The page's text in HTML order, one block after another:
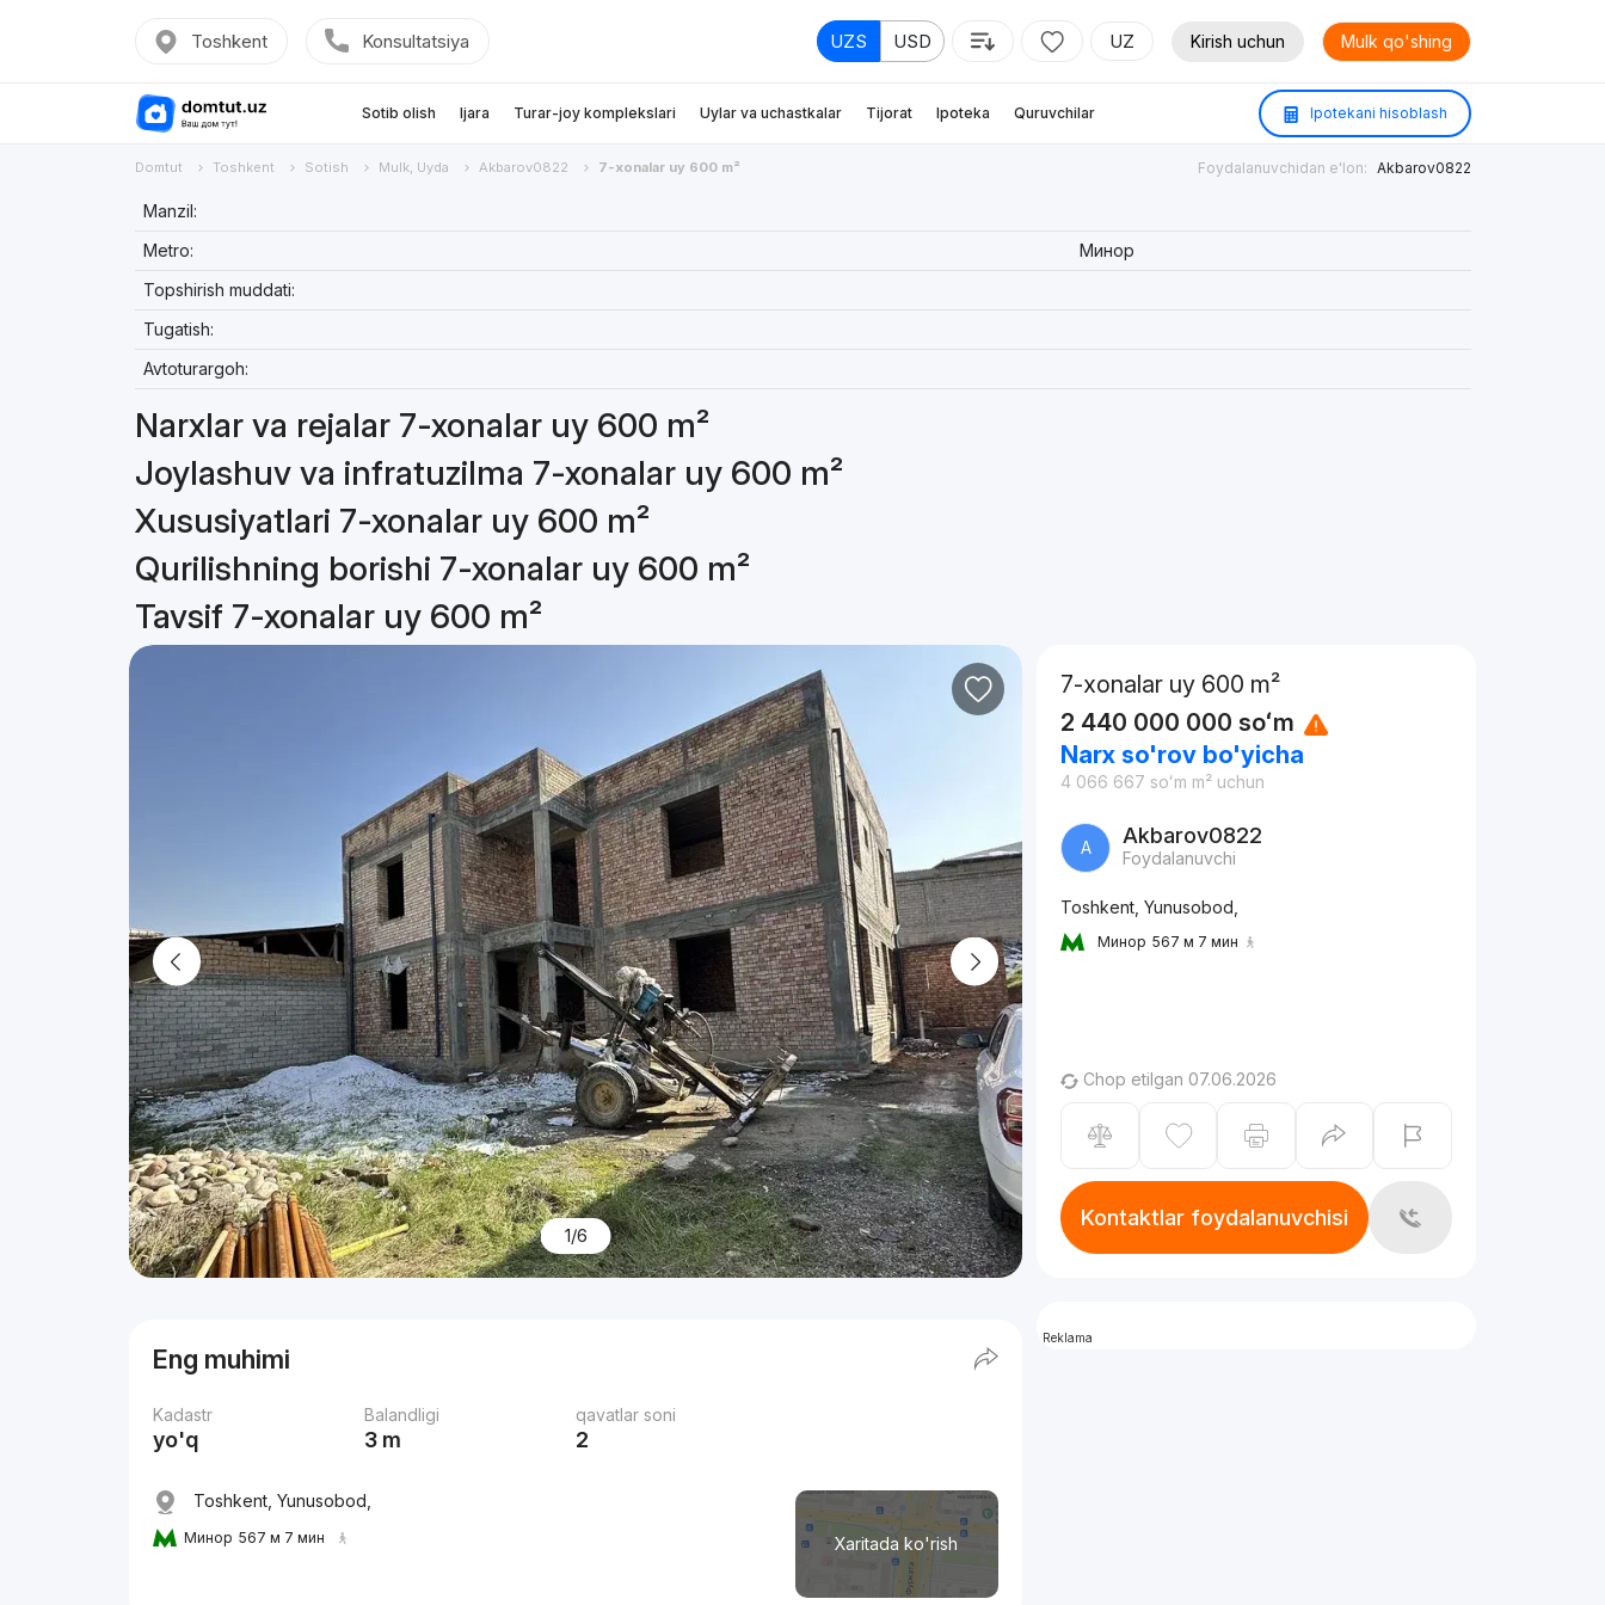
Toshkent Konsultatsiya UZS USD UZ Kirish uchun Mulk qo'shing
Sotib olish Ijara Turar-joy komplekslari Uylar va uchastkalar Tijorat Ipoteka Quruvchilar Ipotekani hisoblash
Domtut Toshkent Sotish Mulk, Uyda Akbarov0822 7-xonalar uy 600 m² Foydalanuvchidan e'lon: Akbarov0822
Manzil:
Metro:
Минор
Topshirish muddati:
Tugatish:
Avtoturargoh:
Narxlar va rejalar 7-xonalar uy 600 m²
Joylashuv va infratuzilma 7-xonalar uy 600 m²
Xususiyatlari 7-xonalar uy 600 m²
Qurilishning borishi 7-xonalar uy 600 m²
Tavsif 7-xonalar uy 600 m²
1/6
Eng muhimi
Kadastr
yo'q
Balandligi
3 m
qavatlar soni
2
Xaritada ko'rish
Toshkent, Yunusobod,
Минор 567 м 7 мин
7-xonalar uy 600 m²
2 440 000 000 soʻm
Narx so'rov bo'yicha
4 066 667 soʻm m² uchun
A Akbarov0822
Foydalanuvchi
Toshkent, Yunusobod,
Минор 567 м 7 мин
Chop etilgan 07.06.2026
Kontaktlar foydalanuvchisi
Reklama